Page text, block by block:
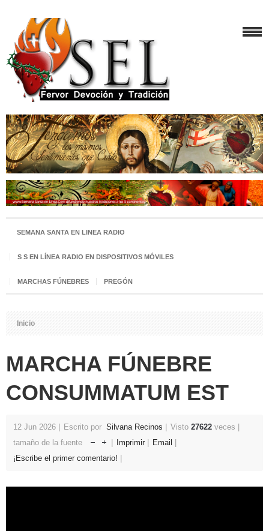
SEMANA SANTA EN LINEA RADIO
S S EN LÍNEA RADIO EN DISPOSITIVOS MÓVILES
MARCHAS FÚNEBRES PREGÓN
Inicio
MARCHA FÚNEBRE
CONSUMMATUM EST
12 Jun 2026 Escrito por Silvana Recinos Visto 27622 veces
tamaño de la fuente
Imprimir
Email
¡Escribe el primer comentario!